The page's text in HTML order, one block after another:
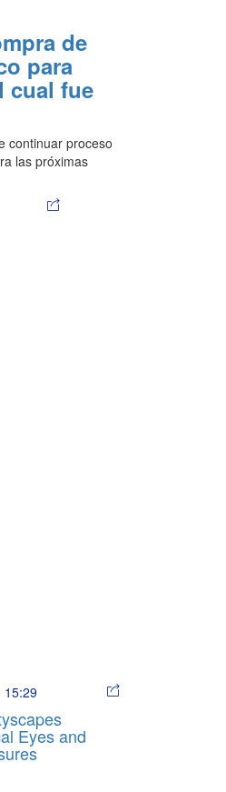
de
para
cual fue
continuar proceso
las próximas
15:29
Eyes and